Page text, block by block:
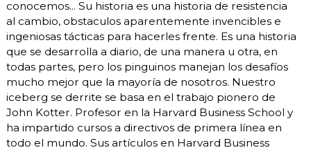
conocemos... Su historia es una historia de resistencia
al cambio, obstaculos aparentemente invencibles e
ingeniosas tácticas para hacerles frente. Es una historia
que se desarrolla a diario, de una manera u otra, en
todas partes, pero los pinguinos manejan los desafíos
mucho mejor que la mayoría de nosotros. Nuestro
iceberg se derrite se basa en el trabajo pionero de
John Kotter. Profesor en la Harvard Business School y
ha impartido cursos a directivos de primera línea en
todo el mundo. Sus artículos en Harvard Business